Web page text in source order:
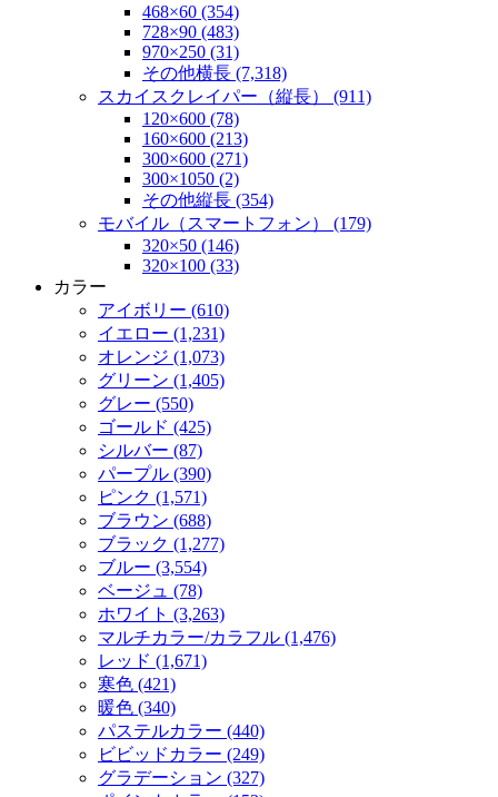
468×60 (354)
728×90 (483)
970×250 (31)
その他横長 (7,318)
スカイスクレイパー（縦長） (911)
120×600 (78)
160×600 (213)
300×600 (271)
300×1050 (2)
その他縦長 (354)
モバイル（スマートフォン） (179)
320×50 (146)
320×100 (33)
カラー
アイボリー (610)
イエロー (1,231)
オレンジ (1,073)
グリーン (1,405)
グレー (550)
ゴールド (425)
シルバー (87)
パープル (390)
ピンク (1,571)
ブラウン (688)
ブラック (1,277)
ブルー (3,554)
ベージュ (78)
ホワイト (3,263)
マルチカラー/カラフル (1,476)
レッド (1,671)
寒色 (421)
暖色 (340)
パステルカラー (440)
ビビッドカラー (249)
グラデーション (327)